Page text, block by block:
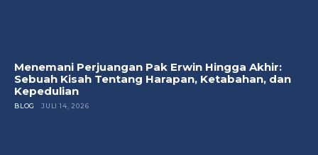
Menemani Perjuangan Pak Erwin Hingga Akhir:
Sebuah Kisah Tentang Harapan, Ketabahan, dan
Kepedulian
BLOG JULI 14, 2026